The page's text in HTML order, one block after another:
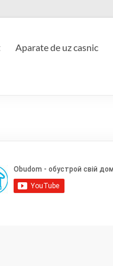
Aparate de uz casnic